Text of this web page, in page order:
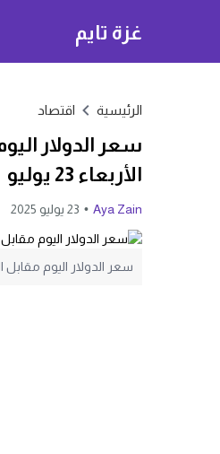
غزة تايم
الرئيسية اقتصاد
سعر الدولار
الأربعاء 23 يوليو
Aya Zain 23 يوليو 2025
سعر الدولار اليوم مقابل